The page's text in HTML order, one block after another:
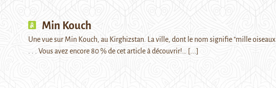
Min Kouch
Une vue sur Min Kouch, au Kirghizstan. La ville, dont le nom signifie "mille oiseaux
. . . Vous avez encore 80 % de cet article à découvrir!…
[...]